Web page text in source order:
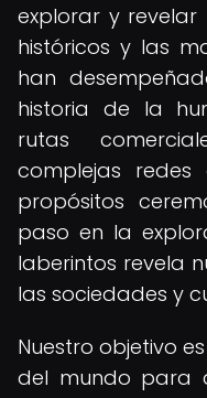
explorar y revelar
históricos y las
han
historia de la
rutas
complejas redes
propósitos
paso en la
laberintos revela
las sociedades y
Nuestro objetivo
del mundo para